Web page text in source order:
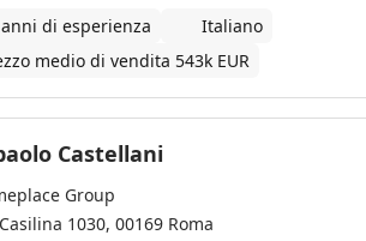
di esperienza
Italiano
medio di vendita 543k EUR
Castellani
Group
1030, 00169 Roma